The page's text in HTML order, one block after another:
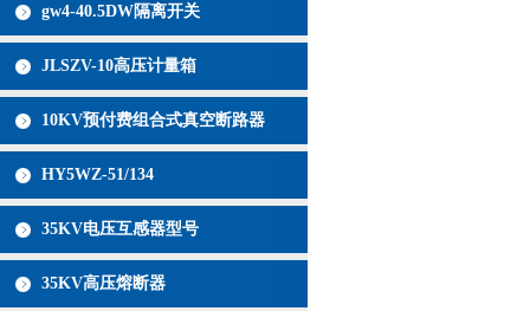
gw4-40.5DW隔离开关
JLSZV-10高压计量箱
10KV预付费组合式真空断路器
HY5WZ-51/134
35KV电压互感器型号
35KV高压熔断器